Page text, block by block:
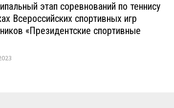
этап соревнований по теннису
Всероссийских спортивных игр
«Президентские спортивные